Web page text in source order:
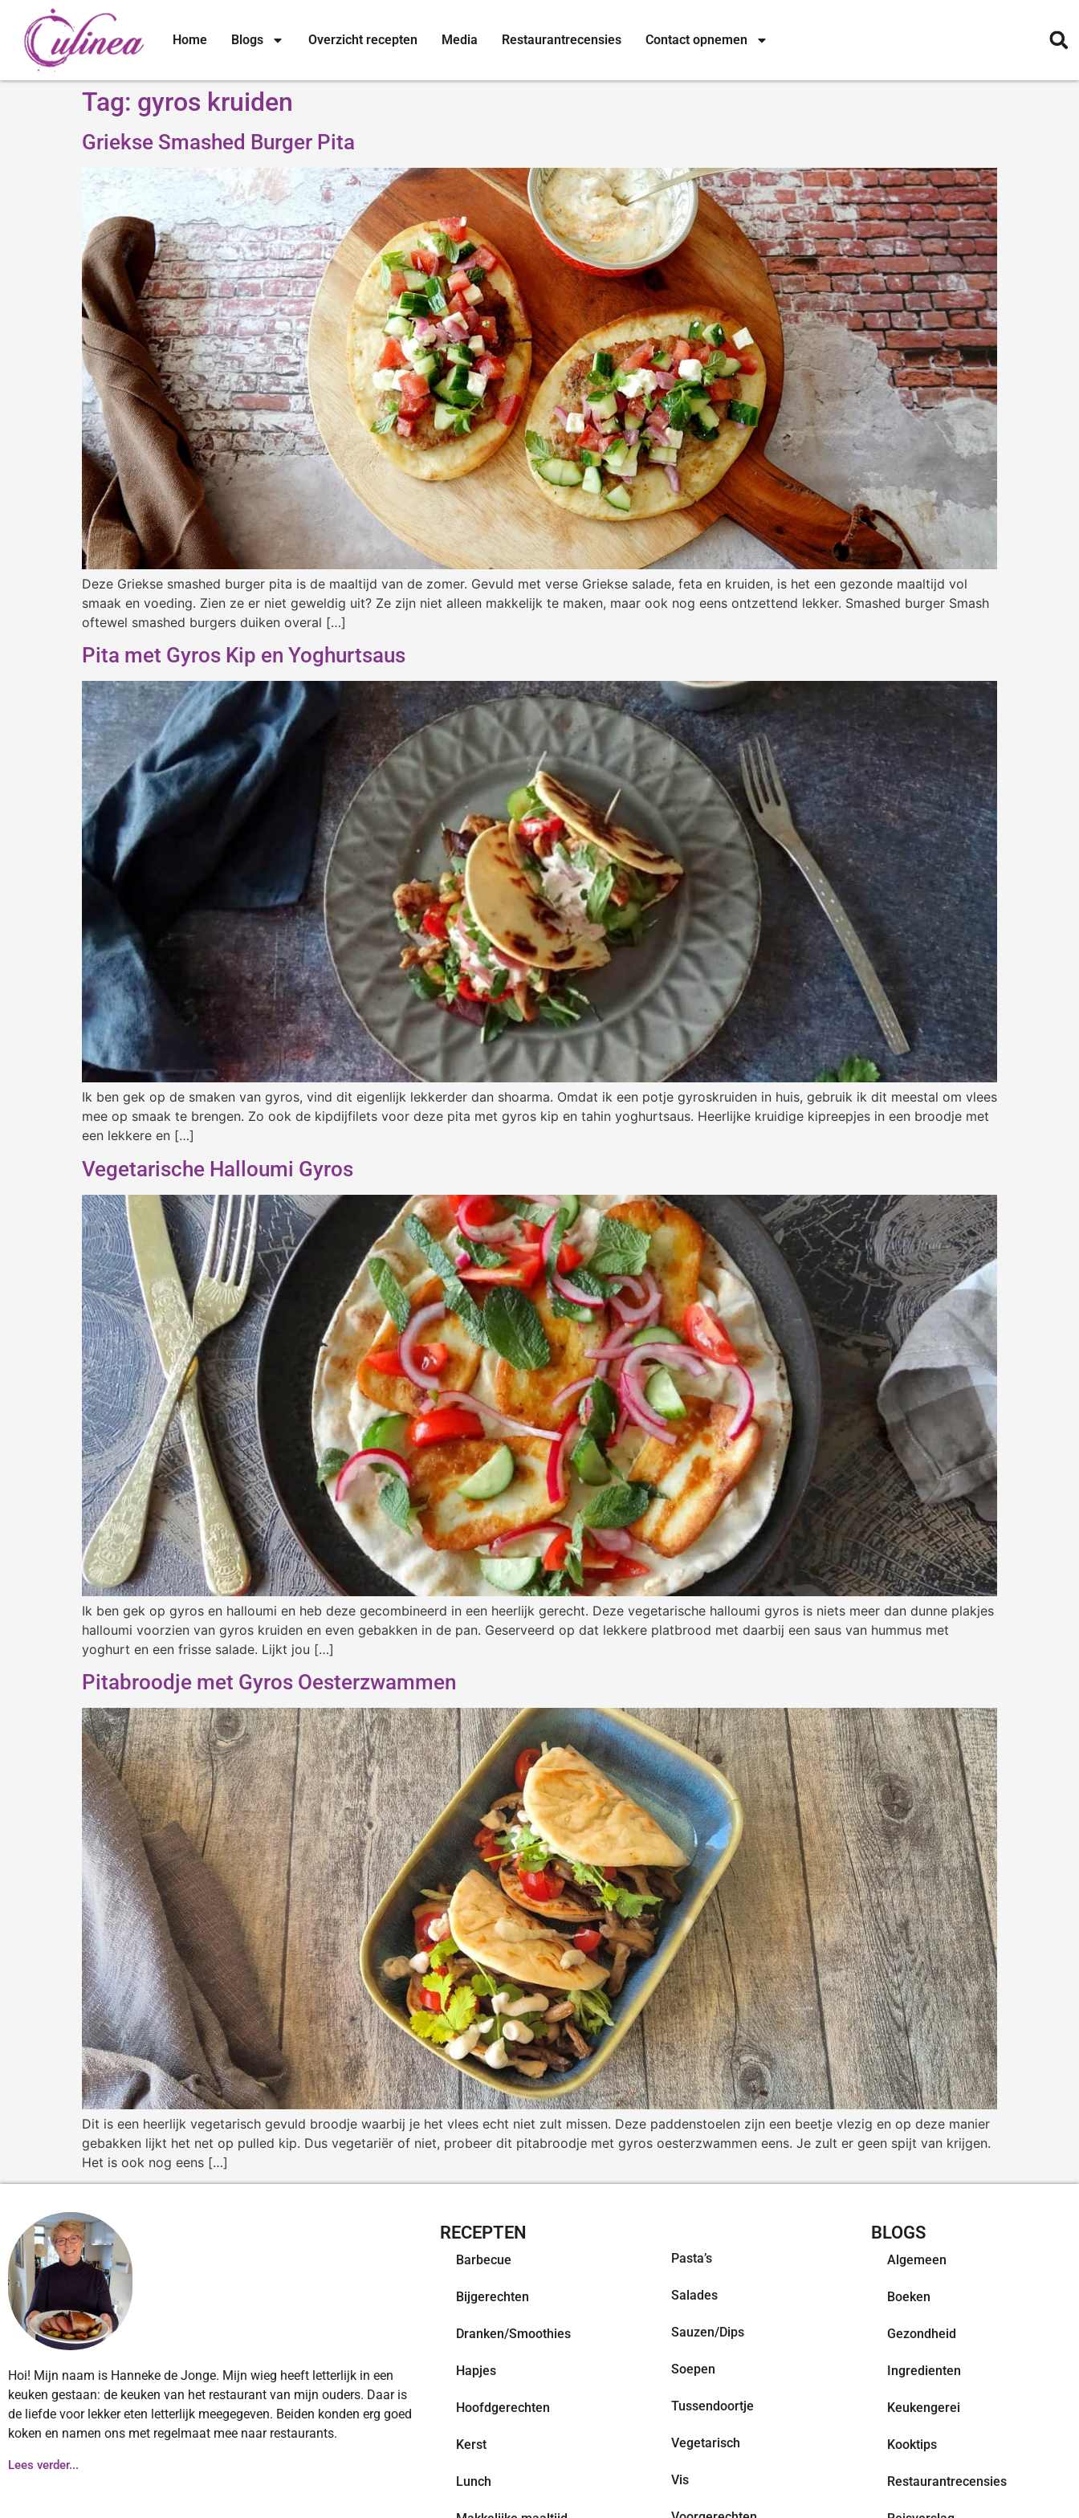
Home Blogs Overzicht recepten Media Restaurantrecensies Contact opnemen
Tag: gyros kruiden
Griekse Smashed Burger Pita
Deze Griekse smashed burger pita is de maaltijd van de zomer. Gevuld met verse Griekse salade, feta en kruiden, is het een gezonde maaltijd vol
smaak en voeding. Zien ze er niet geweldig uit? Ze zijn niet alleen makkelijk te maken, maar ook nog eens ontzettend lekker. Smashed burger Smash
oftewel smashed burgers duiken overal […]
Pita met Gyros Kip en Yoghurtsaus
Ik ben gek op de smaken van gyros, vind dit eigenlijk lekkerder dan shoarma. Omdat ik een potje gyroskruiden in huis, gebruik ik dit meestal om vlees
mee op smaak te brengen. Zo ook de kipdijfilets voor deze pita met gyros kip en tahin yoghurtsaus. Heerlijke kruidige kipreepjes in een broodje met
een lekkere en […]
Vegetarische Halloumi Gyros
Ik ben gek op gyros en halloumi en heb deze gecombineerd in een heerlijk gerecht. Deze vegetarische halloumi gyros is niets meer dan dunne plakjes
halloumi voorzien van gyros kruiden en even gebakken in de pan. Geserveerd op dat lekkere platbrood met daarbij een saus van hummus met
yoghurt en een frisse salade. Lijkt jou […]
Pitabroodje met Gyros Oesterzwammen
Dit is een heerlijk vegetarisch gevuld broodje waarbij je het vlees echt niet zult missen. Deze paddenstoelen zijn een beetje vlezig en op deze manier
gebakken lijkt het net op pulled kip. Dus vegetariër of niet, probeer dit pitabroodje met gyros oesterzwammen eens. Je zult er geen spijt van krijgen.
Het is ook nog eens […]
Hoi! Mijn naam is Hanneke de Jonge. Mijn wieg heeft letterlijk in een
keuken gestaan: de keuken van het restaurant van mijn ouders. Daar is
de liefde voor lekker eten letterlijk meegegeven. Beiden konden erg goed
koken en namen ons met regelmaat mee naar restaurants.
Lees verder...
RECEPTEN
Barbecue
Bijgerechten
Dranken/Smoothies
Hapjes
Hoofdgerechten
Kerst
Lunch
Pasta’s
Salades
Sauzen/Dips
Soepen
Tussendoortje
Vegetarisch
Vis
BLOGS
Algemeen
Boeken
Gezondheid
Ingredienten
Keukengerei
Kooktips
Restaurantrecensies